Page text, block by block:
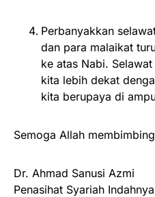
Perbanyakkan
dan para malaikat
ke atas Nabi.
kita lebih dekat
kita berupaya di
Semoga Allah
Dr. Ahmad Sanusi Azmi
Penasihat Syariah